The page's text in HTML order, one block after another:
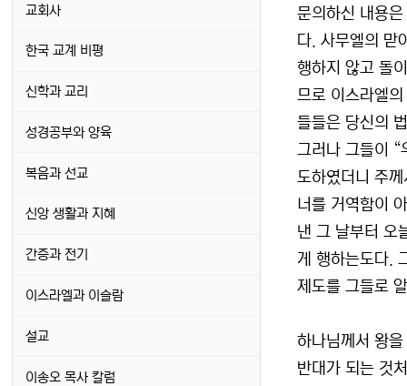
문의하신 내용
다. 사무엘의 맏
행하지 않고 돌
므로 이스라엘
들들은 당신의
그러나 그들이 “
도하였더니 주
너를 거역함이
낸 그 날부터 오
게 행하는도다.
제도를 그들로
하나님께서 왕
반대가 되는 것
교회사
한국 교계 비평
신학과 교리
성경공부와 양육
복음과 선교
신앙 생활과 지혜
간증과 전기
이스라엘과 이슬람
설교
이송오 목사 칼럼